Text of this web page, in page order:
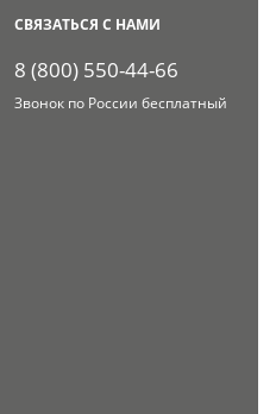
СВЯЗАТЬСЯ С НАМИ
8 (800) 550-44-66
Звонок по России бесплатный